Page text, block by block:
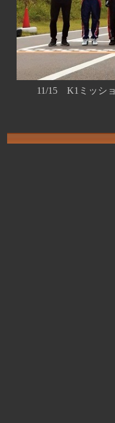
11/15 K1ミッシ